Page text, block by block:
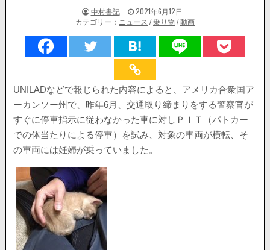
著
者:
中村書記
掲
載
日：
2021年6月12日
カテゴリー： ニュース /乗り物 /動画
UNILADなどで報じられた内容によると、アメリカ合衆国ア
ーカンソー州で、昨年6月、交通取り締まりをする警察官が
すぐに停車指示に従わなかった車に対しＰＩＴ（パトカー
での体当たりによる停車）を試み、対象の車両が横転、そ
の車両には妊婦が乗っていました。